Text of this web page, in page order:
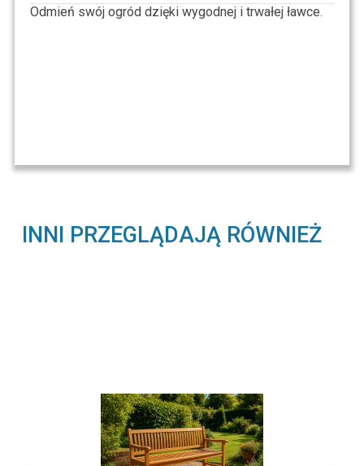
Odmień swój ogród dzięki wygodnej i trwałej ławce.
INNI PRZEGLĄDAJĄ RÓWNIEŻ